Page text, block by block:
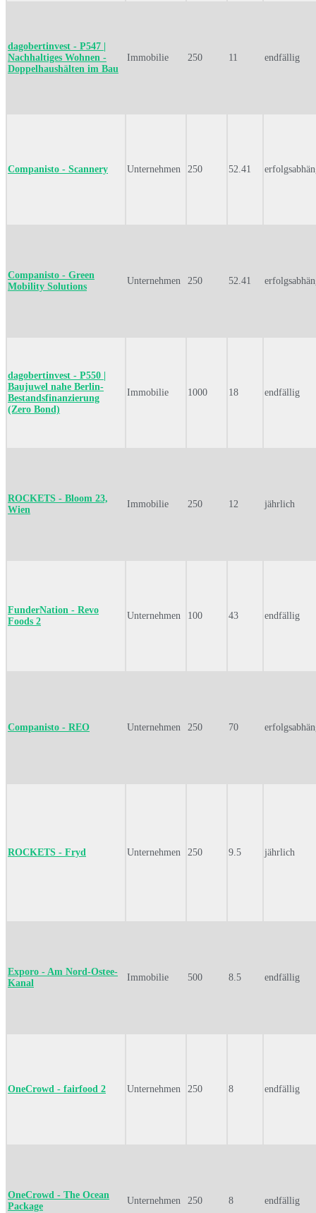
dagobertinvest - P547 |
Nachhaltiges Wohnen -
Doppelhaushälten im Bau
Immobilie 250 11 endfällig
Companisto - Scannery Unternehmen 250 52.41
Companisto - Green
Mobility Solutions
Unternehmen 250 52.41
dagobertinvest - P550 |
Baujuwel nahe Berlin-
Bestandsfinanzierung
(Zero Bond)
Immobilie 1000 18 endfällig
ROCKETS - Bloom 23,
Wien
Immobilie 250 12 jährlich
FunderNation - Revo
Foods 2
Unternehmen 100 43 endfällig
Companisto - REO Unternehmen 250 70
ROCKETS - Fryd Unternehmen 250 9.5 jährlich
Exporo - Am Nord-Ostee-
Kanal
Immobilie 500 8.5 endfällig
OneCrowd - fairfood 2 Unternehmen 250 8 endfällig
OneCrowd - The Ocean
Package
Unternehmen 250 8 endfällig